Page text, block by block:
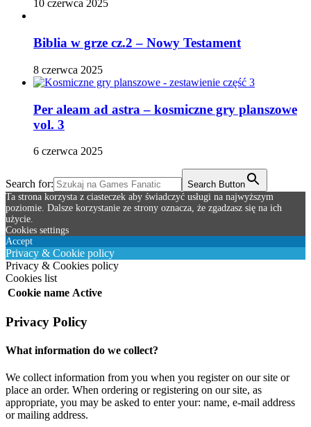
10 czerwca 2025
Biblia w grze cz.2 – Nowy Testament
8 czerwca 2025
Per aleam ad astra – kosmiczne gry planszowe
vol. 3
6 czerwca 2025
Search for:
Search Button
Ta strona korzysta z ciasteczek aby świadczyć usługi na najwyższym
poziomie. Dalsze korzystanie ze strony oznacza, że zgadzasz się na ich
użycie.
Cookies settings
Accept
Privacy & Cookie policy
Privacy & Cookies policy
Cookies list
Cookie name Active
Privacy Policy
What information do we collect?
We collect information from you when you register on our site or
place an order. When ordering or registering on our site, as
appropriate, you may be asked to enter your: name, e-mail address
or mailing address.